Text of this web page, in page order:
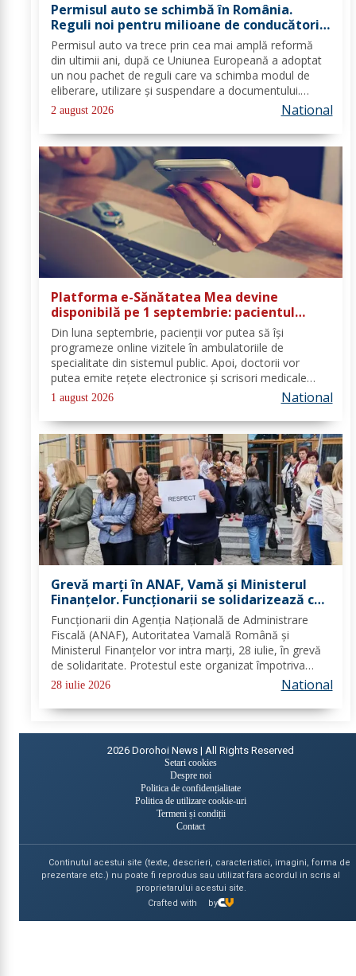
Permisul auto se schimbă în România.
Reguli noi pentru milioane de conducători
auto
Permisul auto va trece prin cea mai amplă reformă
din ultimii ani, după ce Uniunea Europeană a adoptat
un nou pachet de reguli care va schimba modul de
eliberare, utilizare și suspendare a documentului.
România va trebui să transpună noile prevederi în
legislația națională până în 2028, iar cele...
2 august 2026 National
Platforma e-Sănătatea Mea devine
disponibilă pe 1 septembrie: pacientul
devine utilizator direct al sistemului
digital de sănătate
Din luna septembrie, pacienții vor putea să își
programeze online vizitele în ambulatoriile de
specialitate din sistemul public. Apoi, doctorii vor
putea emite rețete electronice și scrisori medicale
direct prin noua platformă. Se fac ultimele lucrări la
platforma „e-Sănătatea Mea" pentru aceste...
1 august 2026 National
Grevă marți în ANAF, Vamă și Ministerul
Finanțelor. Funcționarii se solidarizează cu
protestul din sănătate
Funcționarii din Agenția Națională de Administrare
Fiscală (ANAF), Autoritatea Vamală Română și
Ministerul Finanțelor vor intra marți, 28 iulie, în grevă
de solidaritate. Protestul este organizat împotriva
proiectului noii legi a salarizării și are loc în aceeași zi
28 iulie 2026 National
2026 Dorohoi News | All Rights Reserved
Setari cookies
Despre noi
Politica de confidențialitate
Politica de utilizare cookie-uri
Termeni și condiții
Contact
Continutul acestui site (texte, descrieri, caracteristici, imagini, forma de
prezentare etc.) nu poate fi reprodus sau utilizat fara acordul in scris al
proprietarului acestui site.
Crafted with
by